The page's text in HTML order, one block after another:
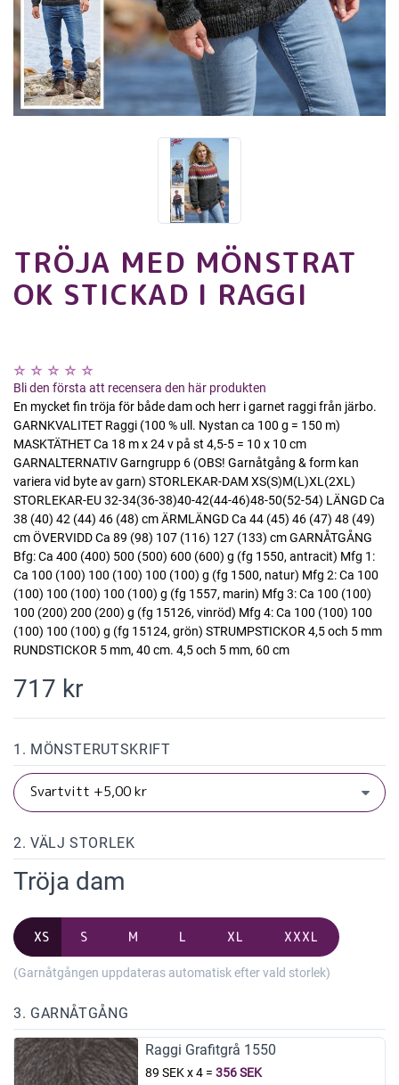
TRÖJA MED MÖNSTRAT
OK STICKAD I RAGGI
Bli den första att recensera den här produkten
En mycket fin tröja för både dam och herr i garnet raggi från järbo.
GARNKVALITET Raggi (100 % ull. Nystan ca 100 g = 150 m)
MASKTÄTHET Ca 18 m x 24 v på st 4,5-5 = 10 x 10 cm
GARNALTERNATIV Garngrupp 6 (OBS! Garnåtgång & form kan
variera vid byte av garn) STORLEKAR-DAM XS(S)M(L)XL(2XL)
STORLEKAR-EU 32-34(36-38)40-42(44-46)48-50(52-54) LÄNGD Ca
38 (40) 42 (44) 46 (48) cm ÄRMLÄNGD Ca 44 (45) 46 (47) 48 (49)
cm ÖVERVIDD Ca 89 (98) 107 (116) 127 (133) cm GARNÅTGÅNG
Bfg: Ca 400 (400) 500 (500) 600 (600) g (fg 1550, antracit) Mfg 1:
Ca 100 (100) 100 (100) 100 (100) g (fg 1500, natur) Mfg 2: Ca 100
(100) 100 (100) 100 (100) g (fg 1557, marin) Mfg 3: Ca 100 (100)
100 (200) 200 (200) g (fg 15126, vinröd) Mfg 4: Ca 100 (100) 100
(100) 100 (100) g (fg 15124, grön) STRUMPSTICKOR 4,5 och 5 mm
RUNDSTICKOR 5 mm, 40 cm. 4,5 och 5 mm, 60 cm
717 kr
1. MÖNSTERUTSKRIFT
2. VÄLJ STORLEK
Tröja dam
XS S M L XL XXXL
(Garnåtgången uppdateras automatisk efter vald storlek)
3. GARNÅTGÅNG
Raggi Grafitgrå 1550
89 SEK x 4= 356 SEK